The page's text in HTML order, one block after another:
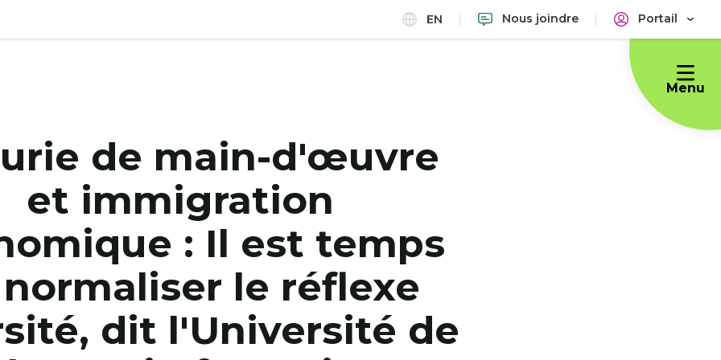
EN Nous joindre Portail
Menu
de main-d'œuvre
et immigration
: Il est temps
le réflexe
dit l'Université de